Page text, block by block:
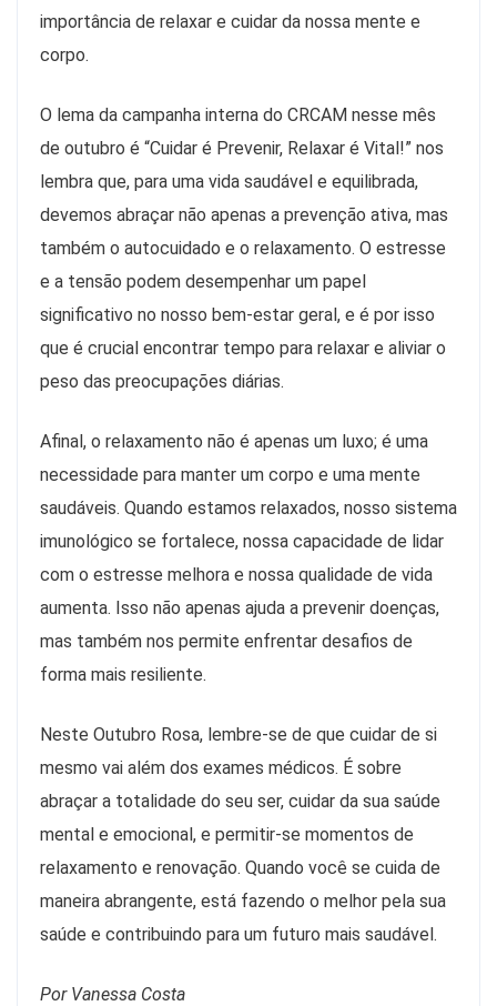
importância de relaxar e cuidar da nossa mente e
corpo.
O lema da campanha interna do CRCAM nesse mês
de outubro é “Cuidar é Prevenir, Relaxar é Vital!” nos
lembra que, para uma vida saudável e equilibrada,
devemos abraçar não apenas a prevenção ativa, mas
também o autocuidado e o relaxamento. O estresse
e a tensão podem desempenhar um papel
significativo no nosso bem-estar geral, e é por isso
que é crucial encontrar tempo para relaxar e aliviar o
peso das preocupações diárias.
Afinal, o relaxamento não é apenas um luxo; é uma
necessidade para manter um corpo e uma mente
saudáveis. Quando estamos relaxados, nosso sistema
imunológico se fortalece, nossa capacidade de lidar
com o estresse melhora e nossa qualidade de vida
aumenta. Isso não apenas ajuda a prevenir doenças,
mas também nos permite enfrentar desafios de
forma mais resiliente.
Neste Outubro Rosa, lembre-se de que cuidar de si
mesmo vai além dos exames médicos. É sobre
abraçar a totalidade do seu ser, cuidar da sua saúde
mental e emocional, e permitir-se momentos de
relaxamento e renovação. Quando você se cuida de
maneira abrangente, está fazendo o melhor pela sua
saúde e contribuindo para um futuro mais saudável.
Por Vanessa Costa